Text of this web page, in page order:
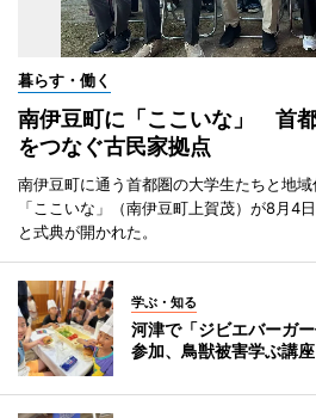
暮らす・働く
南伊豆町に「ここいな」 首
をつなぐ古民家拠点
南伊豆町に通う首都圏の大学生たちと地
「ここいな」（南伊豆町上賀茂）が8月4
と式典が開かれた。
学ぶ・知る
河津で「ジビエバーガ
参加、鳥獣被害学ぶ講